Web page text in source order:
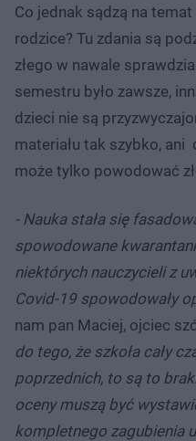
Co jednak sądzą na
rodzice? Tu zdania są
złego w nawale
semestru było zawsze,
dzieci nie są
materiału tak szybko,
może tylko powodować
- Nauka stała się
spowodowane
niektórych nauczycieli z
Covid-19 spowodowały
nam pan Maciej, ojciec
do tego, że szkoła cały
poprzednich, to są to
oceny muszą być
kompletnego zagubienia